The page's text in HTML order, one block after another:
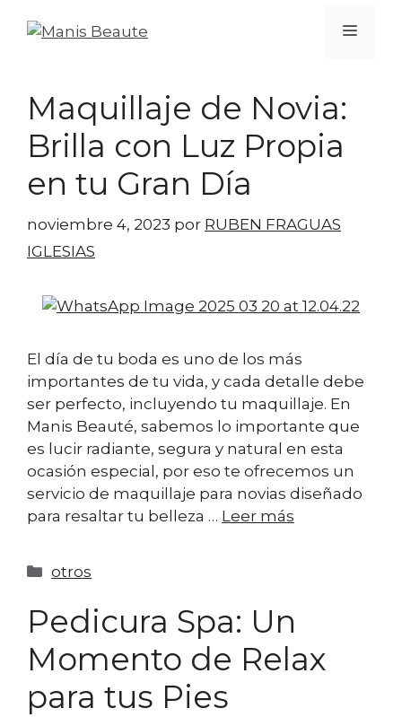
Maquillaje de Novia:
Brilla con Luz Propia
en tu Gran Día
noviembre 4, 2023 por RUBEN FRAGUAS
IGLESIAS
El día de tu boda es uno de los más
importantes de tu vida, y cada detalle debe
ser perfecto, incluyendo tu maquillaje. En
Manis Beauté, sabemos lo importante que
es lucir radiante, segura y natural en esta
ocasión especial, por eso te ofrecemos un
servicio de maquillaje para novias diseñado
para resaltar tu belleza … Leer más
otros
Pedicura Spa: Un
Momento de Relax
para tus Pies